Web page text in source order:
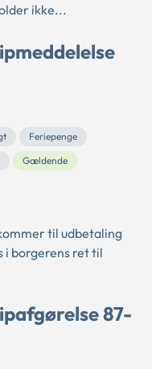
ikke...
Feriepenge
Gældende
til udbetaling
i borgerens ret til
87-